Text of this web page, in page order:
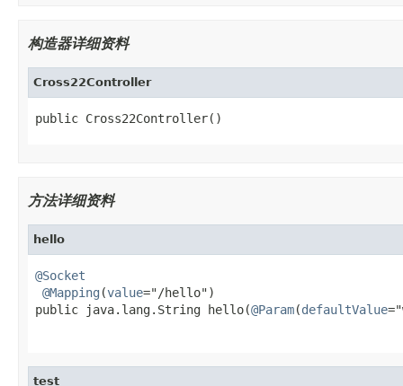
构造器详细资料
Cross22Controller
public Cross22Controller()
方法详细资料
hello
@Socket
@Mapping (value="/hello")
public java.lang.String hello(@Param(defaultValue
test